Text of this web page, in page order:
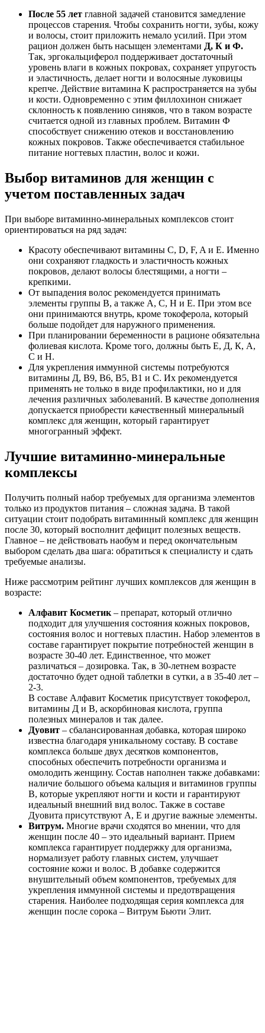
После 55 лет главной задачей становится замедление
процессов старения. Чтобы сохранить ногти, зубы, кожу
и волосы, стоит приложить немало усилий. При этом
рацион должен быть насыщен элементами Д, К и Ф.
Так, эргокальциферол поддерживает достаточный
уровень влаги в кожных покровах, сохраняет упругость
и эластичность, делает ногти и волосяные луковицы
крепче. Действие витамина К распространяется на зубы
и кости. Одновременно с этим филлохинон снижает
склонность к появлению синяков, что в таком возрасте
считается одной из главных проблем. Витамин Ф
способствует снижению отеков и восстановлению
кожных покровов. Также обеспечивается стабильное
питание ногтевых пластин, волос и кожи.
Выбор витаминов для женщин с
учетом поставленных задач
При выборе витаминно-минеральных комплексов стоит
ориентироваться на ряд задач:
Красоту обеспечивают витамины C, D, F, A и E. Именно
они сохраняют гладкость и эластичность кожных
покровов, делают волосы блестящими, а ногти –
крепкими.
От выпадения волос рекомендуется принимать
элементы группы В, а также А, С, Н и Е. При этом все
они принимаются внутрь, кроме токоферола, который
больше подойдет для наружного применения.
При планировании беременности в рационе обязательна
фолиевая кислота. Кроме того, должны быть Е, Д, К, А,
С и Н.
Для укрепления иммунной системы потребуются
витамины Д, В9, В6, В5, В1 и С. Их рекомендуется
применять не только в виде профилактики, но и для
лечения различных заболеваний. В качестве дополнения
допускается приобрести качественный минеральный
комплекс для женщин, который гарантирует
многогранный эффект.
Лучшие витаминно-минеральные
комплексы
Получить полный набор требуемых для организма элементов
только из продуктов питания – сложная задача. В такой
ситуации стоит подобрать витаминный комплекс для женщин
после 30, который восполнит дефицит полезных веществ.
Главное – не действовать наобум и перед окончательным
выбором сделать два шага: обратиться к специалисту и сдать
требуемые анализы.
Ниже рассмотрим рейтинг лучших комплексов для женщин в
возрасте:
Алфавит Косметик – препарат, который отлично
подходит для улучшения состояния кожных покровов,
состояния волос и ногтевых пластин. Набор элементов в
составе гарантирует покрытие потребностей женщин в
возрасте 30-40 лет. Единственное, что может
различаться – дозировка. Так, в 30-летнем возрасте
достаточно будет одной таблетки в сутки, а в 35-40 лет –
2-3.
В составе Алфавит Косметик присутствует токоферол,
витамины Д и В, аскорбиновая кислота, группа
полезных минералов и так далее.
Дуовит – сбалансированная добавка, которая широко
известна благодаря уникальному составу. В составе
комплекса больше двух десятков компонентов,
способных обеспечить потребности организма и
омолодить женщину. Состав наполнен также добавками:
наличие большого объема кальция и витаминов группы
В, которые укрепляют ногти и кости и гарантируют
идеальный внешний вид волос. Также в составе
Дуовита присутствуют А, Е и другие важные элементы.
Витрум. Многие врачи сходятся во мнении, что для
женщин после 40 – это идеальный вариант. Прием
комплекса гарантирует поддержку для организма,
нормализует работу главных систем, улучшает
состояние кожи и волос. В добавке содержится
внушительный объем компонентов, требуемых для
укрепления иммунной системы и предотвращения
старения. Наиболее подходящая серия комплекса для
женщин после сорока – Витрум Бьюти Элит.